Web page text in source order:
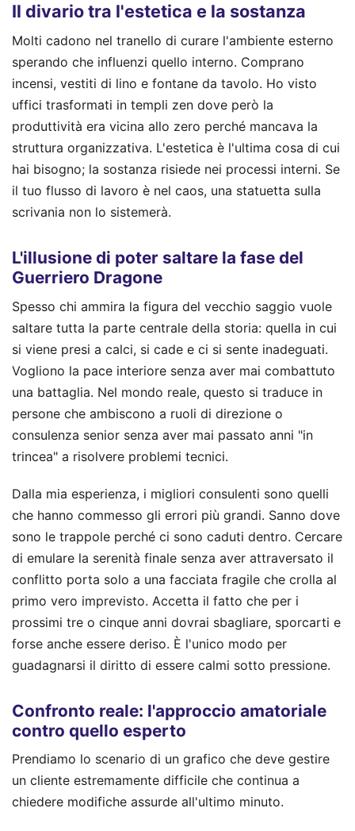
Il divario tra l'estetica e la sostanza
Molti cadono nel tranello di curare l'ambiente esterno
sperando che influenzi quello interno. Comprano
incensi, vestiti di lino e fontane da tavolo. Ho visto
uffici trasformati in templi zen dove però la
produttività era vicina allo zero perché mancava la
struttura organizzativa. L'estetica è l'ultima cosa di cui
hai bisogno; la sostanza risiede nei processi interni. Se
il tuo flusso di lavoro è nel caos, una statuetta sulla
scrivania non lo sistemerà.
L'illusione di poter saltare la fase del
Guerriero Dragone
Spesso chi ammira la figura del vecchio saggio vuole
saltare tutta la parte centrale della storia: quella in cui
si viene presi a calci, si cade e ci si sente inadeguati.
Vogliono la pace interiore senza aver mai combattuto
una battaglia. Nel mondo reale, questo si traduce in
persone che ambiscono a ruoli di direzione o
consulenza senior senza aver mai passato anni "in
trincea" a risolvere problemi tecnici.
Dalla mia esperienza, i migliori consulenti sono quelli
che hanno commesso gli errori più grandi. Sanno dove
sono le trappole perché ci sono caduti dentro. Cercare
di emulare la serenità finale senza aver attraversato il
conflitto porta solo a una facciata fragile che crolla al
primo vero imprevisto. Accetta il fatto che per i
prossimi tre o cinque anni dovrai sbagliare, sporcarti e
forse anche essere deriso. È l'unico modo per
guadagnarsi il diritto di essere calmi sotto pressione.
Confronto reale: l'approccio amatoriale
contro quello esperto
Prendiamo lo scenario di un grafico che deve gestire
un cliente estremamente difficile che continua a
chiedere modifiche assurde all'ultimo minuto.